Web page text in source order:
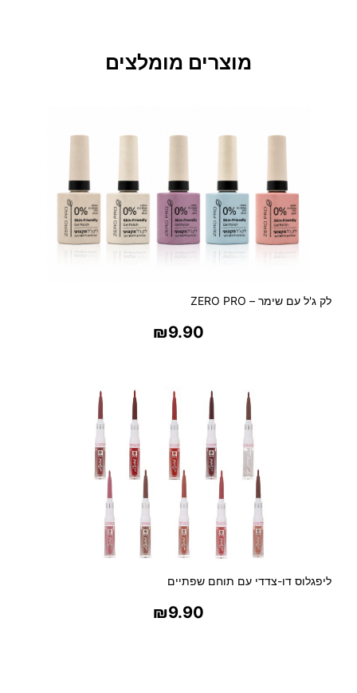
M
I
E
N
ב
ו
ש
מוצרים מומלצים
לק ג'ל עם שימר – ZERO PRO
₪9.90
ליפגלוס דו-צדדי עם תוחם שפתיים
₪9.90